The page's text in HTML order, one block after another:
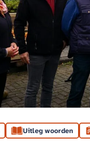
Uitleg woorden